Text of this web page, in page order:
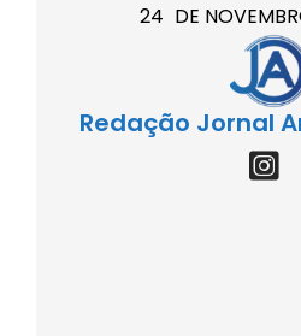
24 DE
Redação Jornal